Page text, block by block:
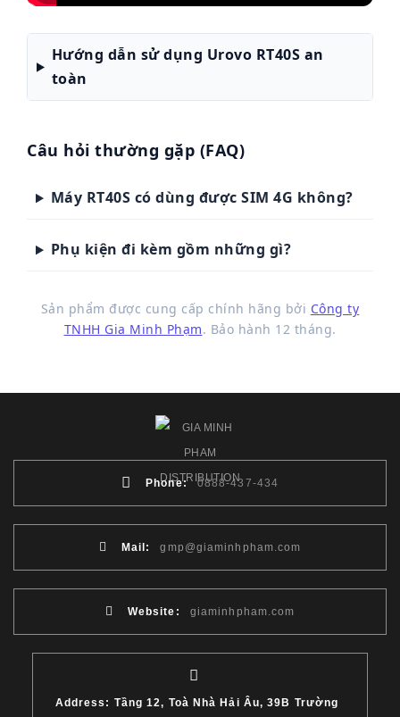
Hướng dẫn sử dụng Urovo RT40S an
toàn
Câu hỏi thường gặp (FAQ)
Máy RT40S có dùng được SIM 4G không?
Phụ kiện đi kèm gồm những gì?
Sản phẩm được cung cấp chính hãng bởi Công ty
TNHH Gia Minh Phạm. Bảo hành 12 tháng.
Phone: 0888-437-434
Mail: gmp@giaminhpham.com
Website: giaminhpham.com
Address: Tầng 12, Toà Nhà Hải Âu, 39B Trường